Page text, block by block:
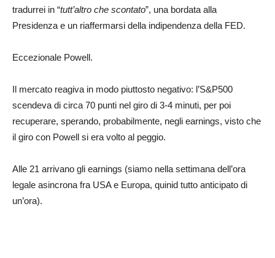
tradurrei in “tutt’altro che scontato”, una bordata alla
Presidenza e un riaffermarsi della indipendenza della FED.
Eccezionale Powell.
Il mercato reagiva in modo piuttosto negativo: l’S&P500
scendeva di circa 70 punti nel giro di 3-4 minuti, per poi
recuperare, sperando, probabilmente, negli earnings, visto che
il giro con Powell si era volto al peggio.
Alle 21 arrivano gli earnings (siamo nella settimana dell’ora
legale asincrona fra USA e Europa, quinid tutto anticipato di
un’ora).